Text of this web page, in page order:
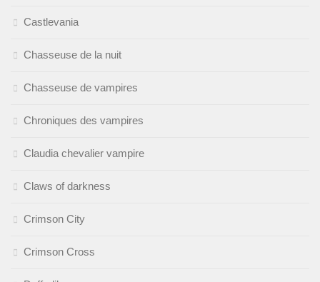
Castlevania
Chasseuse de la nuit
Chasseuse de vampires
Chroniques des vampires
Claudia chevalier vampire
Claws of darkness
Crimson City
Crimson Cross